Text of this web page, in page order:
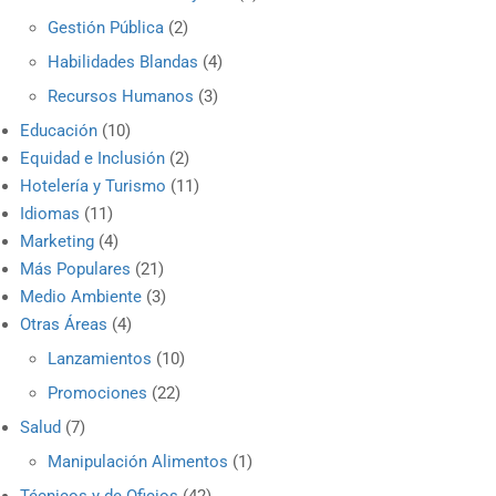
Gestión Pública(2)
Habilidades Blandas (4)
Recursos Humanos (3)
Educación (10)
Equidad e Inclusión (2)
Hotelería y Turismo (11)
Idiomas (11)
Marketing (4)
Más Populares (21)
Medio Ambiente (3)
Otras Áreas (4)
Lanzamientos (10)
Promociones (22)
Salud (7)
Manipulación Alimentos (1)